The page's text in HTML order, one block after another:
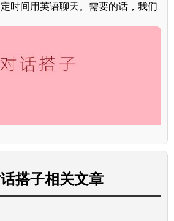
时间用英语聊天。需要的话，我们
搭子相关文章